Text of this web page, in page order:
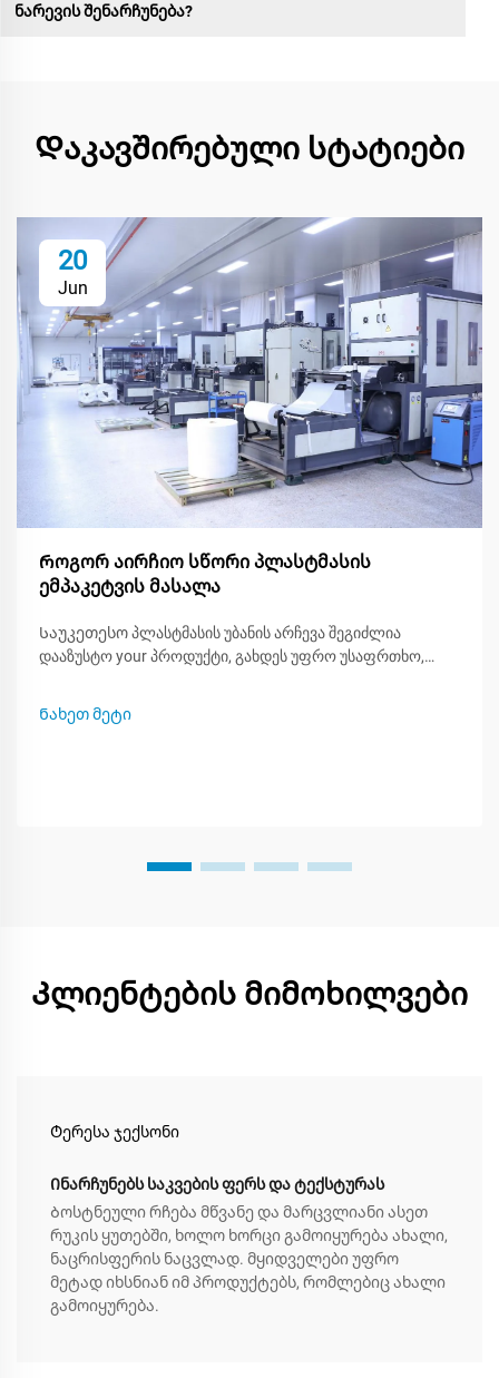
ნარევის შენარჩუნება?
Დაკავშირებული სტატიები
20
Jun
Როგორ აირჩიო სწორი პლასტმასის
ემპაკეტვის მასალა
Საუკეთესო პლასტმასის უბანის არჩევა შეგიძლია
დააზუსტო your პროდუქტი, გახდეს უფრო უსაფრთხო,
შეიძლება ან არ შეიძლება თითოეული, ეს გეხმარება
Ნახეთ მეტი
Კლიენტების მიმოხილვები
Ტერესა ჯექსონი
Ინარჩუნებს საკვების ფერს და ტექსტურას
Ბოსტნეული რჩება მწვანე და მარცვლიანი ასეთ
რუკის ყუთებში, ხოლო ხორცი გამოიყურება ახალი,
ნაცრისფერის ნაცვლად. მყიდველები უფრო
მეტად იხსნიან იმ პროდუქტებს, რომლებიც ახალი
გამოიყურება.